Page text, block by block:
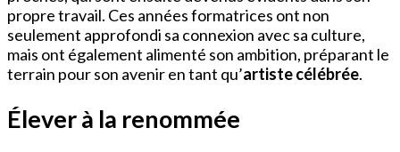
propre travail. Ces années formatrices ont non
seulement approfondi sa connexion avec sa culture,
mais ont également alimenté son ambition, préparant le
terrain pour son avenir en tant qu’artiste célébrée.
Élever à la renommée